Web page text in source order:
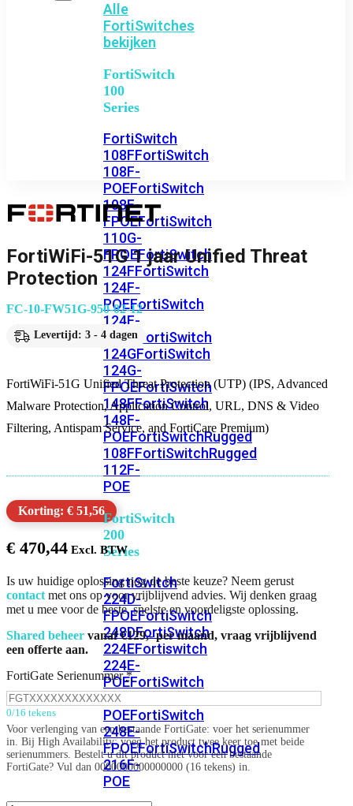
Alle
FortiSwitches
bekijken
FortiSwitch
100
Series
FortiSwitch
108FFortiSwitch
108F-
POEFortiSwitch
108F-
FPOEFortiSwitch
110G-
FPOEFortiSwitch
124FFortiSwitch
124F-
POEFortiSwitch
124F-
FPOE FortiSwitch
124GFortiSwitch
124G-
FPOEFortiSwitch
148FFortiSwitch
148F-
POEFortiSwitchRugged
108FFortiSwitchRugged
112F-
POE
FortiSwitch
200
Series
FortiSwitch
224D-
FPOEFortiSwitch
248DFortiSwitch
224EFortiswitch
224E-
POEFortiSwitch
248E-
POEFortiSwitch
248E-
FPOEFortiSwitchRugged
216F-
POE
FortiWiFi-51G 1 jaar Unified Threat
Protection
FC-10-FW51G-950-02-12
Levertijd: 3 - 4 dagen
FortiWiFi-51G Unified Threat Protection (UTP) (IPS, Advanced
Malware Protection, Application Control, URL, DNS & Video
Filtering, Antispam Service, and FortiCare Premium)
Korting: € 51,56
€ 470,44
Is uw huidige oplossing nog de beste keuze? Neem gerust
contact met ons op voor vrijblijvend advies. Wij denken graag
met u mee voor de beste, snelste en voordeligste oplossing.
Shared beheer vanaf €129,- per maand, vraag vrijblijvend
een offerte aan.
FortiGate Serienummer *
0/16 tekens
Voor verlenging van een bestaande FortiGate: voer het serienummer
in. Bij High Availability: voeg het product twee keer toe met beide
serienummers. Bestelt u dit product niet voor een bestaande
FortiGate? Vul dan 0000000000000000 (16 tekens) in.